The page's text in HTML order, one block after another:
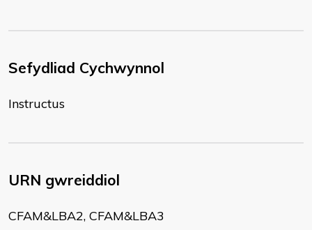
Sefydliad Cychwynnol
Instructus
URN gwreiddiol
CFAM&LBA2, CFAM&LBA3